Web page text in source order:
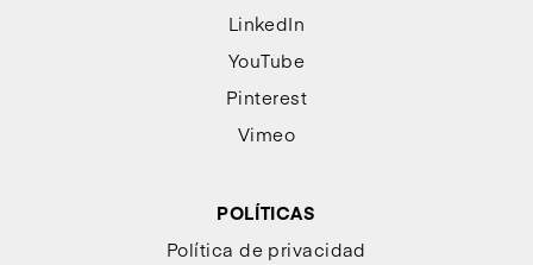
LinkedIn
YouTube
Pinterest
Vimeo
POLÍTICAS
Política de privacidad